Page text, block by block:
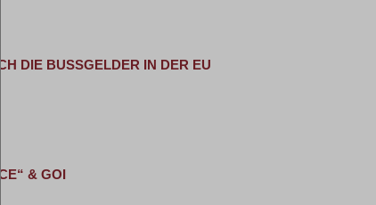
BUSSGELDER IN DER EU AU
& GOI